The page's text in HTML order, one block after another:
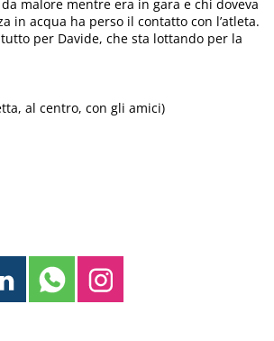
malore mentre era in gara e chi doveva
in acqua ha perso il contatto con l’atleta.
per Davide, che sta lottando per la
al centro, con gli amici)